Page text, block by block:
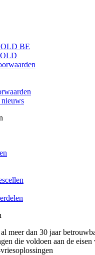
BE
meer dan 30 jaar
die voldoen aan de